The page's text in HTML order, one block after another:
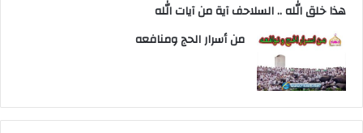
هذا خلق الله .. السلاحف آية من آيات الله
من أسرار الحج ومنافعه